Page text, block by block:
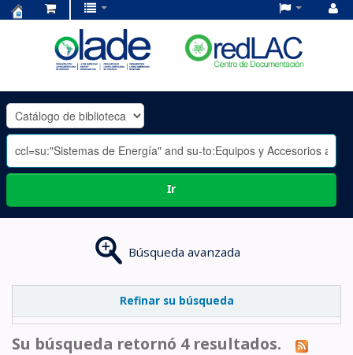
OLADE
-
Ir
Búsqueda avanzada
Refinar su búsqueda
Su búsqueda retornó 4 resultados.